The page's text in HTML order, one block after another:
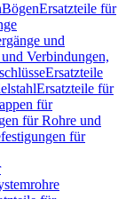
BögenErsatzteile für
und
Verbindungen,
Ersatzteile
Ersatzteile für
für
für Rohre und
für